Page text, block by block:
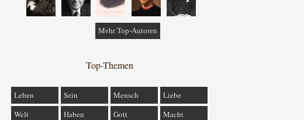
Mehr Top-Autoren
Top-Themen
Leben Sein Mensch
Liebe
Welt
Haben Gott
Macht